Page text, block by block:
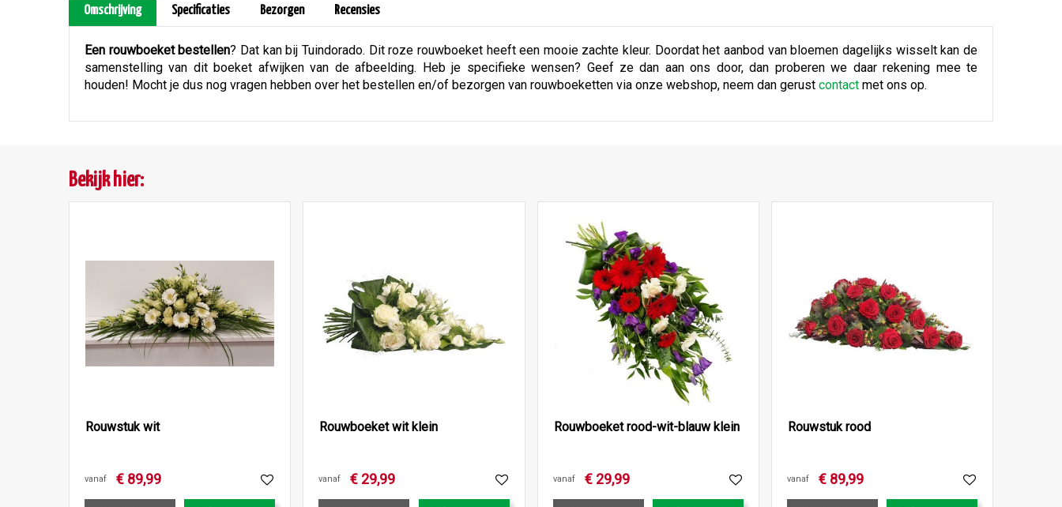
Omschrijving Specificaties Bezorgen Recensies
Een rouwboeket bestellen? Dat kan bij Tuindorado. Dit roze rouwboeket heeft een mooie zachte kleur. Doordat het aanbod van bloemen dagelijks wisselt kan de
samenstelling van dit boeket afwijken van de afbeelding. Heb je specifieke wensen? Geef ze dan aan ons door, dan proberen we daar rekening mee te
houden! Mocht je dus nog vragen hebben over het bestellen en/of bezorgen van rouwboeketten via onze webshop, neem dan gerust contact met ons op.
Bekijk hier:
Rouwstuk wit
vanaf € 89,99
Rouwboeket wit klein
vanaf € 29,99
Rouwboeket rood-wit-blauw klein
vanaf € 29,99
Rouwstuk rood
vanaf € 89,99